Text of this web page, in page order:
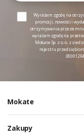
Wyrażam zgodę na
promocji, nowości i
otrzymywania przeze
wyrażam zgodę na
Mokate Sp. z o. o. z
rejestru
Mokate
Zakupy